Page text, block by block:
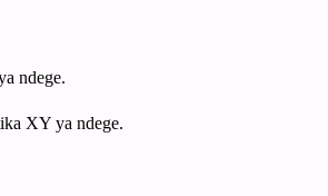
ndege.
XY ya ndege.